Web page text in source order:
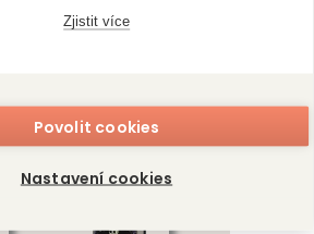
Zjistit více
Povolit cookies
Nastavení cookies
Bůh pláče potichu
Hana Repová